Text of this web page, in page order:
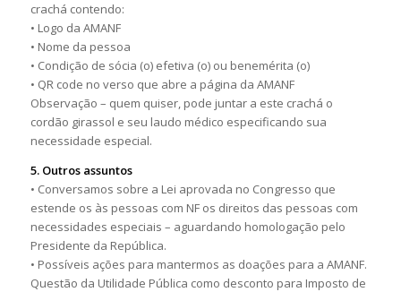
crachá contendo:
• Logo da AMANF
• Nome da pessoa
• Condição de sócia (o) efetiva (o) ou benemérita (o)
• QR code no verso que abre a página da AMANF
Observação – quem quiser, pode juntar a este crachá o
cordão girassol e seu laudo médico especificando sua
necessidade especial.
5. Outros assuntos
• Conversamos sobre a Lei aprovada no Congresso que
estende os às pessoas com NF os direitos das pessoas com
necessidades especiais – aguardando homologação pelo
Presidente da República.
• Possíveis ações para mantermos as doações para a AMANF.
Questão da Utilidade Pública como desconto para Imposto de